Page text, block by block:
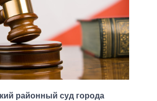
районный суд города